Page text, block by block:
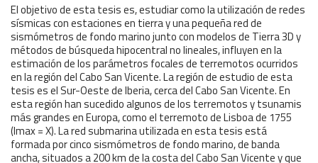
El objetivo de esta tesis es, estudiar como la utilización de redes
sísmicas con estaciones en tierra y una pequeña red de
sismómetros de fondo marino junto con modelos de Tierra 3D y
métodos de búsqueda hipocentral no lineales, influyen en la
estimación de los parámetros focales de terremotos ocurridos
en la región del Cabo San Vicente. La región de estudio de esta
tesis es el Sur-Oeste de Iberia, cerca del Cabo San Vicente. En
esta región han sucedido algunos de los terremotos y tsunamis
más grandes en Europa, como el terremoto de Lisboa de 1755
(Imax = X). La red submarina utilizada en esta tesis está
formada por cinco sismómetros de fondo marino, de banda
ancha, situados a 200 km de la costa del Cabo San Vicente y que